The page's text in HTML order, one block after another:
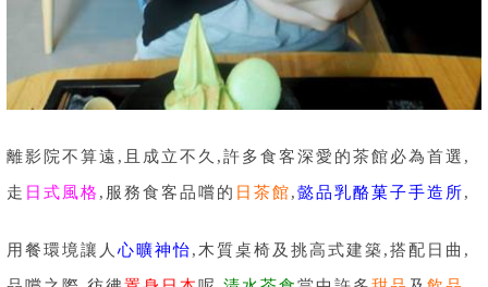
離影院不算遠,且成立不久,許多食客深愛的茶館必為首選,
走 日式風格 ,服務食客品嚐的 日茶館,懿品乳酪菓子手造所,
用餐環境讓人 心曠神怡,木質桌椅及挑高式建築,搭配日曲,